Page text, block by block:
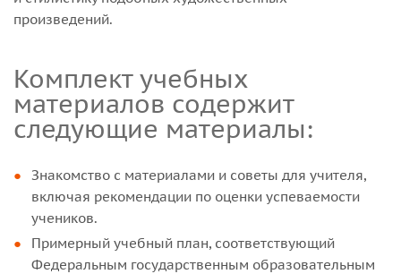
произведений.
Комплект учебных
материалов содержит
следующие материалы:
Знакомство с материалами и советы для учителя,
включая рекомендации по оценки успеваемости
учеников.
Примерный учебный план, соответствующий
Федеральным государственным образовательным